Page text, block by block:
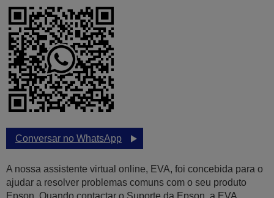
Conversar no WhatsApp
A nossa assistente virtual online, EVA, foi concebida para o
ajudar a resolver problemas comuns com o seu produto